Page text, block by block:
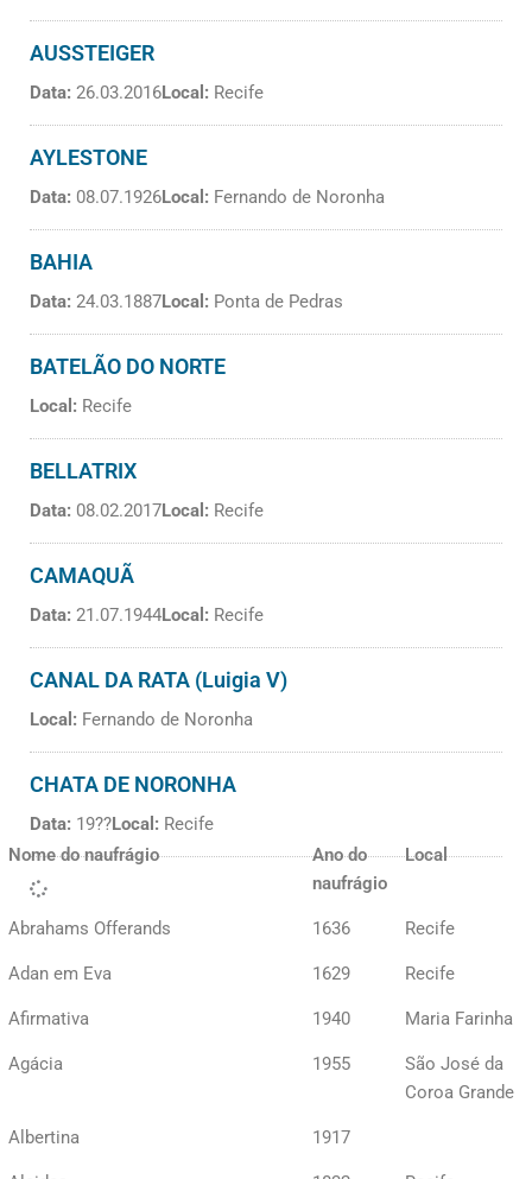
AUSSTEIGER
Data: 26.03.2016Local: Recife
AYLESTONE
Data: 08.07.1926Local: Fernando de Noronha
BAHIA
Data: 24.03.1887Local: Ponta de Pedras
BATELÃO DO NORTE
Local: Recife
BELLATRIX
Data: 08.02.2017Local: Recife
CAMAQUÃ
Data: 21.07.1944Local: Recife
CANAL DA RATA (Luigia V)
Local: Fernando de Noronha
CHATA DE NORONHA
Data: 19??Local: Recife
Nome do naufrágio
Ano do
naufrágio
Local
Abrahams Offerands 1636 Recife
Adan em Eva 1629 Recife
Afirmativa 1940 Maria Farinha
Agácia 1955
São José da
Coroa Grande
Albertina 1917